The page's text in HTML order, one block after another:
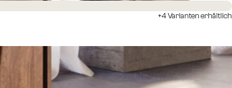
Sofort versandfertig
+4 Varianten erhältlich